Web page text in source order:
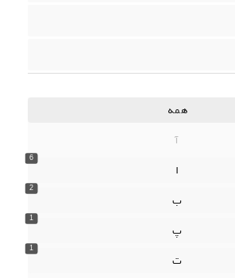
همه
آ
6
ا
2
ب
1
پ
1
ت